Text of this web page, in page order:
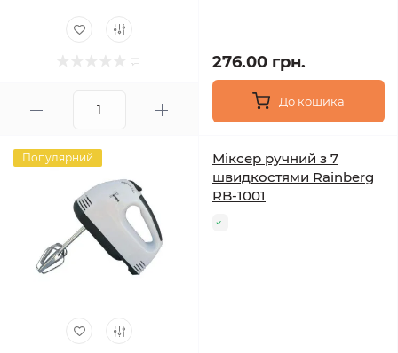
276.00 грн.
До кошика
Популярний
Міксер ручний з 7
швидкостями Rainberg
RB-1001